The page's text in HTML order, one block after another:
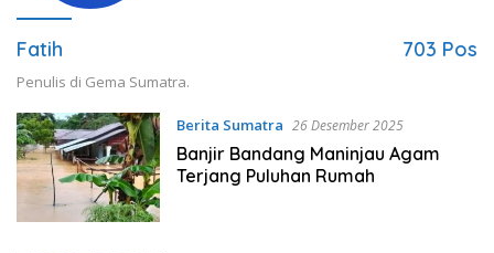
Fatih 703 Pos
Penulis di Gema Sumatra.
Berita Sumatra 26 Desember 2025
Banjir Bandang Maninjau Agam
Terjang Puluhan Rumah